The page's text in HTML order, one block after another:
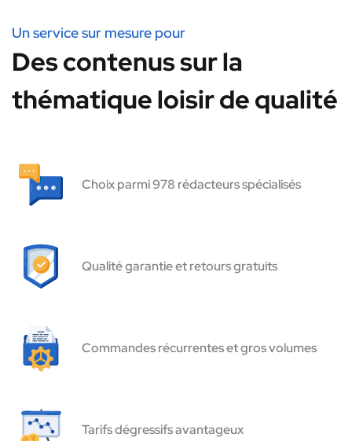
Un service sur mesure pour
Des contenus sur la
thématique loisir de qualité
Choix parmi 978 rédacteurs spécialisés
Qualité garantie et retours gratuits
Commandes récurrentes et gros volumes
Tarifs dégressifs avantageux